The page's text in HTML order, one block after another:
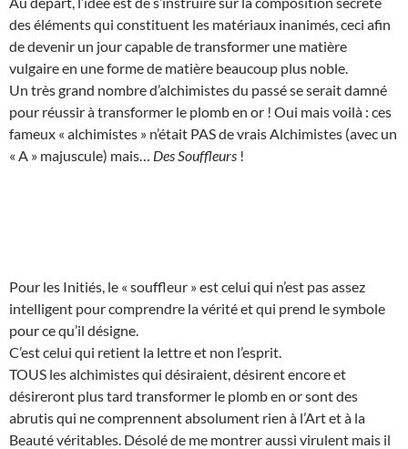
des éléments qui constituent les matériaux inanimés, ceci afin
de devenir un jour capable de transformer une matière
vulgaire en une forme de matière beaucoup plus noble.
Un très grand nombre d’alchimistes du passé se serait damné
pour réussir à transformer le plomb en or ! Oui mais voilà : ces
fameux « alchimistes » n’était PAS de vrais Alchimistes (avec un
« A » majuscule) mais… Des Souffleurs !
Pour les Initiés, le « souffleur » est celui qui n’est pas assez
intelligent pour comprendre la vérité et qui prend le symbole
pour ce qu’il désigne.
C’est celui qui retient la lettre et non l’esprit.
TOUS les alchimistes qui désiraient, désirent encore et
désireront plus tard transformer le plomb en or sont des
abrutis qui ne comprennent absolument rien à l’Art et à la
Beauté véritables. Désolé de me montrer aussi virulent mais il